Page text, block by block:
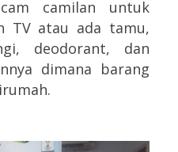
camilan untuk
TV atau ada tamu,
deodorant, dan
dimana barang